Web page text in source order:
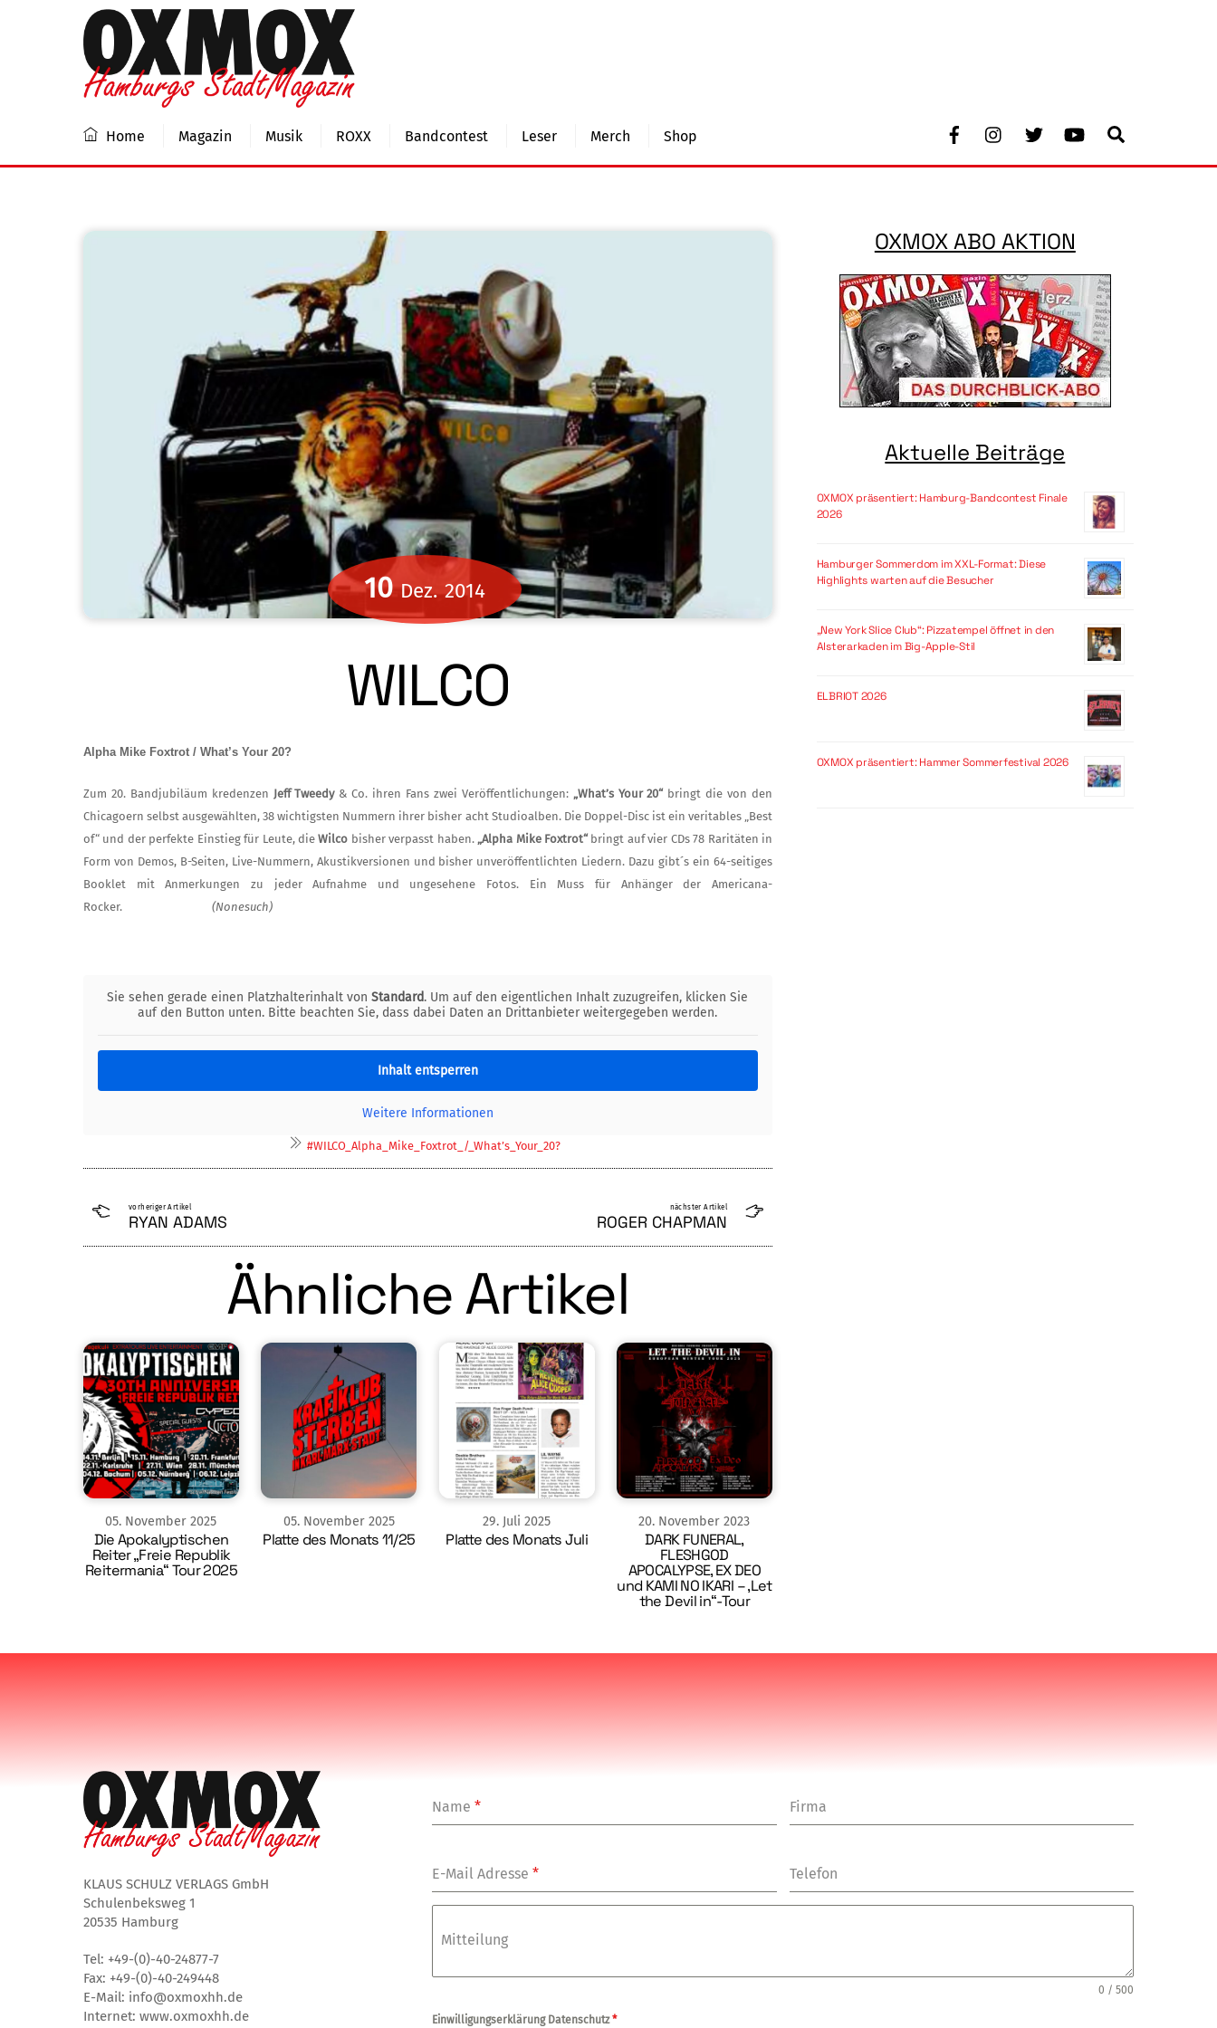
Facebook Youtube
Home Magazin Musik ROXX Bandcontest Leser Merch Shop
10 Dez. 2014
WILCO
Alpha Mike Foxtrot / What’s Your 20?
Zum 20. Bandjubiläum kredenzen Jeff Twee­dy& Co. ihren Fans zwei Veröffentlichung­en: „What’s Your 20“ bringt die von den
Chicagoern selbst ausgewählten, 38 wichtigs­ten Nummern ihrer bisher acht Studioalben. Die Doppel-Disc ist ein veritables „Best
of“ und der perfekte Einstieg für Leute, dieWil­co bisher verpasst haben. „Alpha Mike Fox­trot“ bringt auf vier CDs 78 Raritäten in
Form von Demos, B-Seiten, Live-Nummern, Akustikversionen und bisher unveröffentlich­ten Liedern. Dazu gibt´s ein 64-seitiges
Booklet mit Anmerkungen zu jeder Aufnah­me und ungesehene Fotos. Ein Muss für An­hänger der Americana-
Rocker. (Nonesuch)
Sie sehen gerade einen Platzhalterinhalt vonStandard. Um auf den eigentlichen Inhalt zuzugreifen, klicken Sie
auf den Button unten. Bitte beachten Sie, dass dabei Daten an Drittanbieter weitergegeben werden.
Inhalt entsperren
Weitere Informationen
#WILCO_Alpha_Mike_Foxtrot_/_What’s_Your_20?
vorheriger Artikel
RYAN ADAMS
nächster Artikel
ROGER CHAPMAN
Ähnliche Artikel
05. November 2025
Die Apokalyptischen
Reiter „Freie Republik
Reitermania“ Tour 2025
05. November 2025
Platte des Monats 11/25
29. Juli 2025
Platte des Monats Juli
20. November 2023
DARK FUNERAL,
FLESHGOD
APOCALYPSE, EX DEO
und KAMI NO IKARI – ‚Let
the Devil in“-Tour
OXMOX ABO AKTION
Aktuelle Beiträge
OXMOX präsentiert: Hamburg-Bandcontest Finale
2026
Hamburger Sommerdom im XXL-Format: Diese
Highlights warten auf die Besucher
„New York Slice Club“: Pizzatempel öffnet in den
Alsterarkaden im Big-Apple-Stil
ELBRIOT 2026
OXMOX präsentiert: Hammer Sommerfestival 2026
KLAUS SCHULZ VERLAGS GmbH
Schulenbeksweg 1
20535 Hamburg
Tel: +49-(0)-40-24877-7
Fax: +49-(0)-40-249448
E-Mail: info@oxmoxhh.de
Internet: www.oxmoxhh.de
Name* Firma
E-Mail Adresse* Telefon
Mitteilung
0 / 500
Einwilligungserklärung Datenschutz*